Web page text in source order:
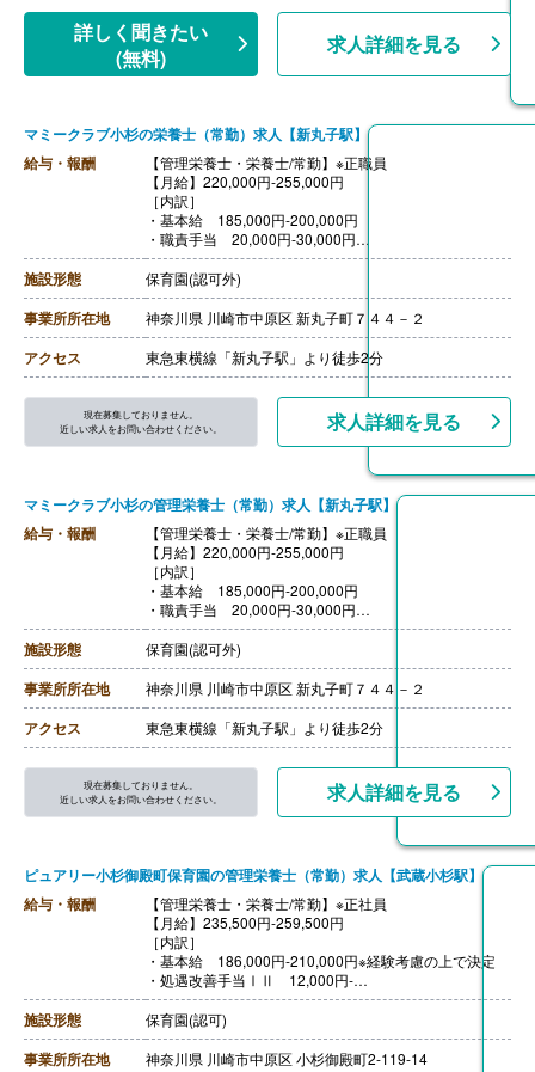
詳しく聞きたい
(無料)
求人詳細を見る
マミークラブ小杉の栄養士（常勤）求人【新丸子駅】
給与・報酬
【管理栄養士・栄養士/常勤】※正職員
【月給】220,000円-255,000円
［内訳］
・基本給 185,000円-200,000円
・職責手当 20,000円-30,000円
・被服手当 5,000円
・職務手当 10,000円-20,000円
【賞与】年2回（計3.50ヶ月分）※前年度実績、初年度の
賞与は1-3ヶ月分
【通勤手当】あり（上限なし）
【昇給】あり（1月あたり2,000円-10,000円）※前年度実
績
施設形態 保育園(認可外)
事業所所在地 神奈川県 川崎市中原区 新丸子町７４４－２
アクセス 東急東横線「新丸子駅」より徒歩2分
現在募集しておりません。
近しい求人をお問い合わせください。
求人詳細を見る
マミークラブ小杉の管理栄養士（常勤）求人【新丸子駅】
給与・報酬
【管理栄養士・栄養士/常勤】※正職員
【月給】220,000円-255,000円
［内訳］
・基本給 185,000円-200,000円
・職責手当 20,000円-30,000円
・被服手当 5,000円
・職務手当 10,000円-20,000円
【賞与】年2回（計3.50ヶ月分）※前年度実績、初年度の
賞与は1-3ヶ月分
【通勤手当】あり（上限なし）
【昇給】あり（1月あたり2,000円-10,000円）※前年度実
績
施設形態 保育園(認可外)
事業所所在地 神奈川県 川崎市中原区 新丸子町７４４－２
アクセス 東急東横線「新丸子駅」より徒歩2分
現在募集しておりません。
近しい求人をお問い合わせください。
求人詳細を見る
ピュアリー小杉御殿町保育園の管理栄養士（常勤）求人【武蔵小杉駅】
給与・報酬
【管理栄養士・栄養士/常勤】※正社員
【月給】235,500円-259,500円
［内訳］
・基本給 186,000円-210,000円※経験考慮の上で決定
・処遇改善手当ⅠⅡ 12,000円-
・処遇改善手当Ⅲ 12,500円-21,000円
・資格手当 20,000円※管理栄養士は40,000円
・皆勤手当 5,000円
［その他手当］
施設形態 保育園(認可)
事業所所在地 神奈川県 川崎市中原区 小杉御殿町2-119-14